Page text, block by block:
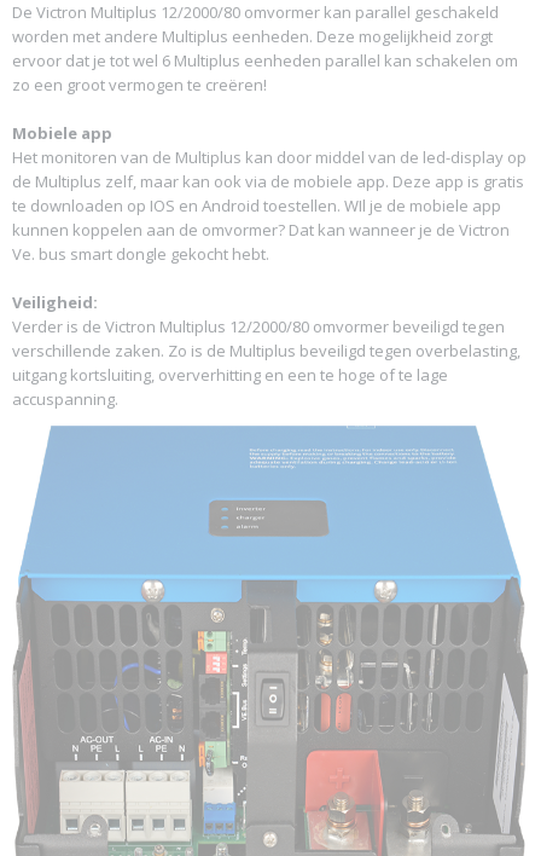
De Victron Multiplus 12/2000/80 omvormer kan parallel geschakeld
worden met andere Multiplus eenheden. Deze mogelijkheid zorgt
ervoor dat je tot wel 6 Multiplus eenheden parallel kan schakelen om
zo een groot vermogen te creëren!
Mobiele app
Het monitoren van de Multiplus kan door middel van de led-display op
de Multiplus zelf, maar kan ook via de mobiele app. Deze app is gratis
te downloaden op IOS en Android toestellen. WIl je de mobiele app
kunnen koppelen aan de omvormer? Dat kan wanneer je de Victron
Ve. bus smart dongle gekocht hebt.
Veiligheid:
Verder is de Victron Multiplus 12/2000/80 omvormer beveiligd tegen
verschillende zaken. Zo is de Multiplus beveiligd tegen overbelasting,
uitgang kortsluiting, oververhitting en een te hoge of te lage
accuspanning.